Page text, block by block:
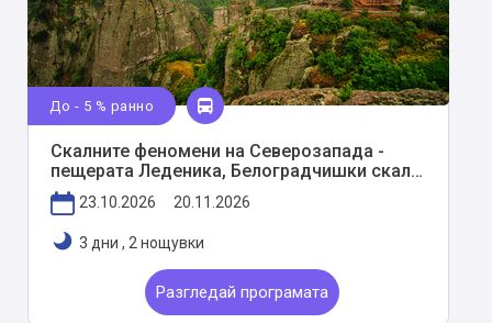
До - 5 % ранно
Скалните феномени на Северозапада -
пещерата Леденика, Белоградчишки скали,
Видин и пещерата Венеца
23.10.2026 20.11.2026
3 дни , 2 нощувки
Разгледай програмата